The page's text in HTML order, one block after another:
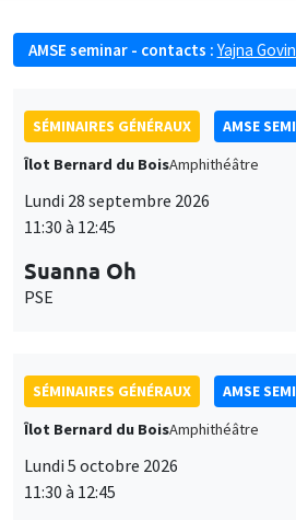
AMSE seminar - contacts : Yajna
SÉMINAIRES GÉNÉRAUX
AMSE
Îlot Bernard du BoisAmphithéâtre
Lundi 28 septembre 2026
11:30 à 12:45
Suanna Oh
PSE
SÉMINAIRES GÉNÉRAUX
AMSE
Îlot Bernard du BoisAmphithéâtre
Lundi 5 octobre 2026
11:30 à 12:45